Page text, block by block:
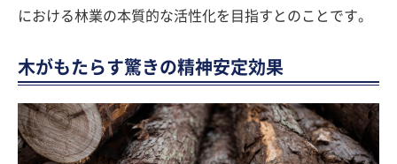
における林業の本質的な活性化を目指すとのことです。
木がもたらす驚きの精神安定効果